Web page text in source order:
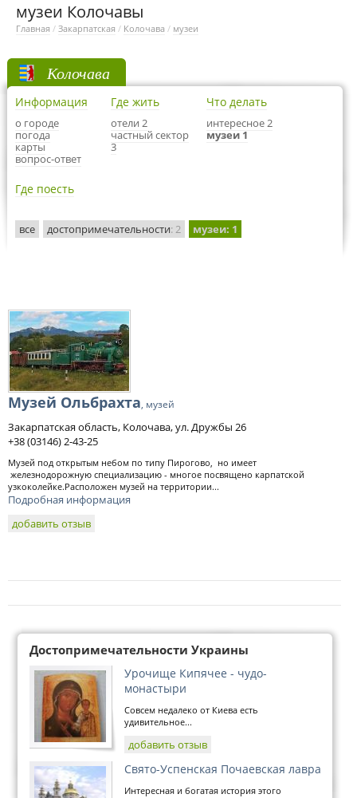
музеи Колочавы
Главная / Закарпатская / Колочава / музеи
Колочава
Информация
о городе
погода
карты
вопрос-ответ
Где жить
отели 2
частный сектор
3
Что делать
интересное 2
музеи 1
Где поесть
все достопримечательности: 2 музеи: 1
Музей Ольбрахта, музей
Закарпатская область, Колочава, ул. Дружбы 26
+38 (03146) 2-43-25
Музей под открытым небом по типу Пирогово, но имеет
железнодорожную специализацию - многое посвящено карпатской
узкоколейке.Расположен музей на территории...
Подробная информация
добавить отзыв
Достопримечательности Украины
Урочище Кипячее - чудо-
монастыри
Совсем недалеко от Киева есть
удивительное...
добавить отзыв
Свято-Успенская Почаевская лавра
Интересная и богатая история этого